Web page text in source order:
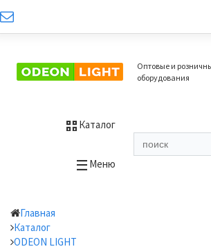
Оптовые и
оборудования
Каталог
Меню
Главная
Каталог
ODEON LIGHT